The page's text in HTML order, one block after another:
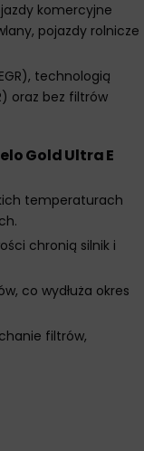
komercyjne
pojazdy rolnicze
technologią
oraz bez filtrów
Gold Ultra E
temperaturach
chronią silnik i
co wydłuża okres
filtrów,